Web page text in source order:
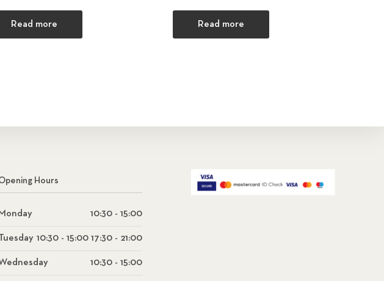
variants. The options may be chosen on the product page
Read more Read more
Hours
Monday 10:30 - 15:00
10:30 - 15:00 17:30 - 21:00
10:30 - 15:00